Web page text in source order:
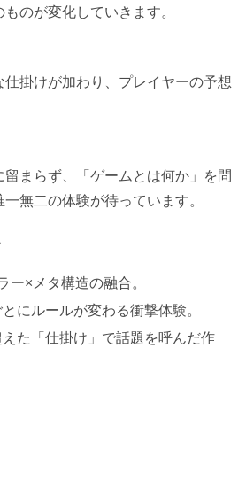
のが変化していきます。
掛けが加わり、プレイヤーの予想
まらず、「ゲームとは何か」を問
無二の体験が待っています。
ー×メタ構造の融合。
にルールが変わる衝撃体験。
た「仕掛け」で話題を呼んだ作